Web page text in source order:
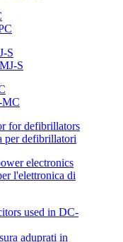
S
MC
per defibrillatori
l'elettronica di
aduprati in